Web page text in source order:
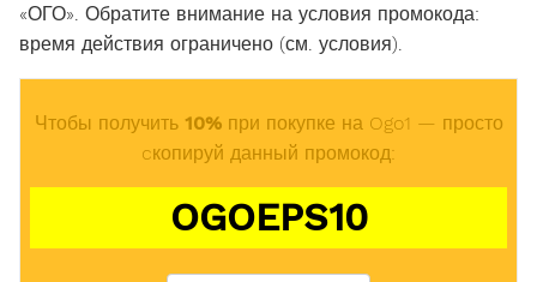
«ОГО». Обратите внимание на условия промокода:
время действия ограничено (см. условия).
Чтобы получить 10%при покупке на Ogo1 — просто
cкопируй данный промокод:
OGOEPS10